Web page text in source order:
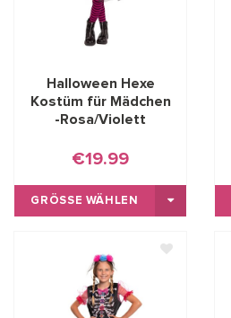
Halloween Hexe
Kostüm für Mädchen
-Rosa/Violett
€19.99
GRÖSSE WÄHLEN